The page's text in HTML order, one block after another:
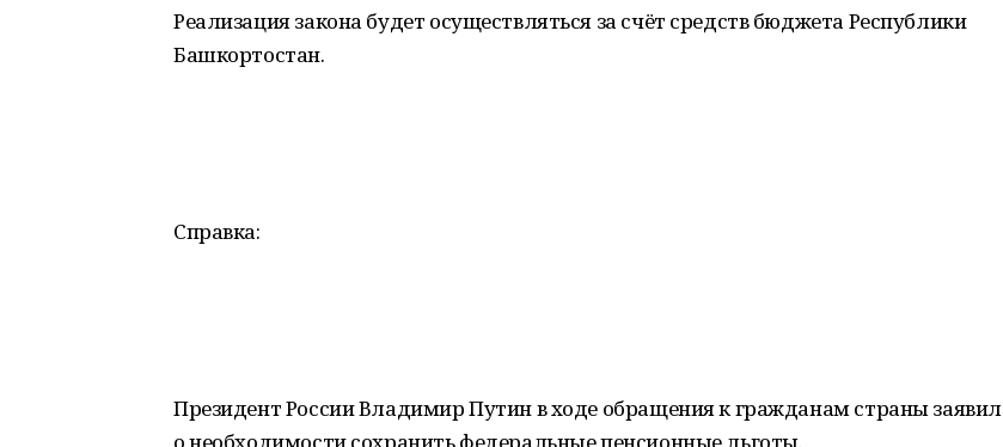
Реализация закона будет осуществляться за счёт средств бюджета Республики
Башкортостан.
Справка:
Президент России Владимир Путин в ходе обращения к гражданам страны заявил